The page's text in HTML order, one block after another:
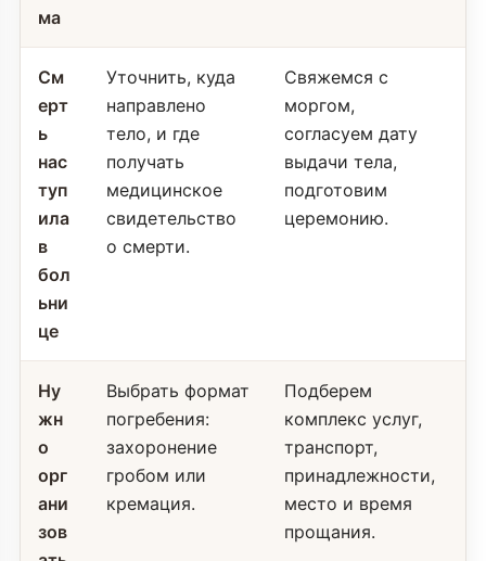
ма
См
ерт
ь
нас
туп
ила
в
бол
ьни
це
Уточнить, куда
направлено
тело, и где
получать
медицинское
свидетельство
о смерти.
Свяжемся с
моргом,
согласуем дату
выдачи тела,
подготовим
церемонию.
Ну
жн
о
орг
ани
зов
Выбрать формат
погребения:
захоронение
гробом или
кремация.
Подберем
комплекс услуг,
транспорт,
принадлежности,
место и время
прощания.